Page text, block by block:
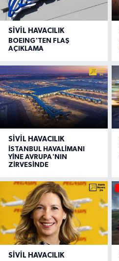
SIVIL HAVACILIK
BOEING'TEN FLAŞ
AÇIKLAMA
SIVIL HAVACILIK
İSTANBUL HAVALİMANI
YİNE AVRUPA'NIN
ZİRVESİNDE
SIVIL HAVACILIK